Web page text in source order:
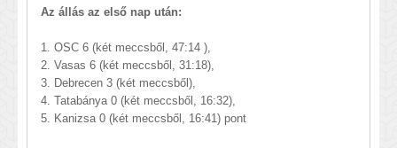
Az állás az első nap után:
1. OSC 6 (két meccsből, 47:14 ),
2. Vasas 6 (két meccsből, 31:18),
3. Debrecen 3 (két meccsből),
4. Tatabánya 0 (két meccsből, 16:32),
5. Kanizsa 0 (két meccsből, 16:41) pont